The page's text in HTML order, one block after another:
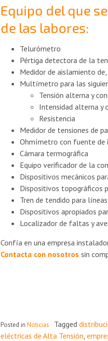
Equipo del que
de las labores:
Telurómetro
Pértiga detectora de la
Medidor de aislamiento
Multímetro para las
Tensión alterna y
Intensidad alterna y
Resistencia
Medidor de tensiones de
Ohmímetro con fuente de
Cámara termográfica
Equipo verificador de la
Dispositivos mecánicos
Dispositivos topográficos
Tren de tendido para
Dispositivos apropiados
Localizador de faltas y
Confía en una empresa
Contacta con nosotros sin
Posted in Noticias Tagged
eléctricas de Alta Tensión